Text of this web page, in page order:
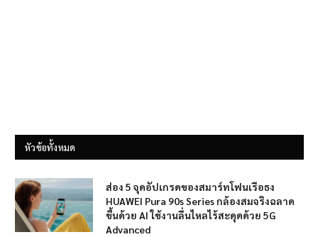
หัวข้อทั้งหมด
ส่อง 5 จุดอัปเกรดของสมาร์ทโฟนเรือธง
HUAWEI Pura 90s Series กล้องสมจริงฉลาด
ขึ้นด้วย AI ใช้งานลื่นไหลไร้สะดุดด้วย 5G
Advanced